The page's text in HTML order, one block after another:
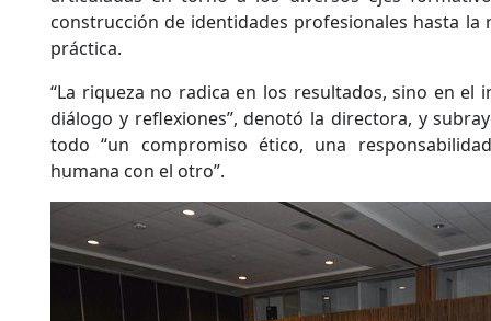
construcción de identidades profesionales hasta la
práctica.
“La riqueza no radica en los resultados, sino en el
diálogo y reflexiones”, denotó la directora, y
todo “un compromiso ético, una
humana con el otro”.